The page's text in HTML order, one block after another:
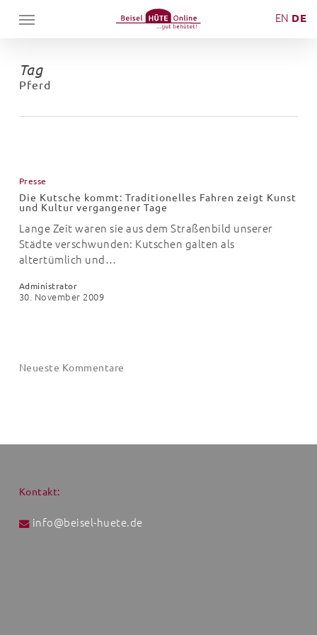
Menu
Tag
Pferd
kommt:
Traditionelles
zeigt
Kunst
und
vergangener
Presse
Die Kutsche kommt: Traditionelles Fahren zeigt Kunst
und Kultur vergangener Tage
Lange Zeit waren sie aus dem Straßenbild unserer
Städte verschwunden: Kutschen galten als
altertümlich und…
Administrator
30. November 2009
Neueste Kommentare
Kontakt:
info@beisel-huete.de
EN DE